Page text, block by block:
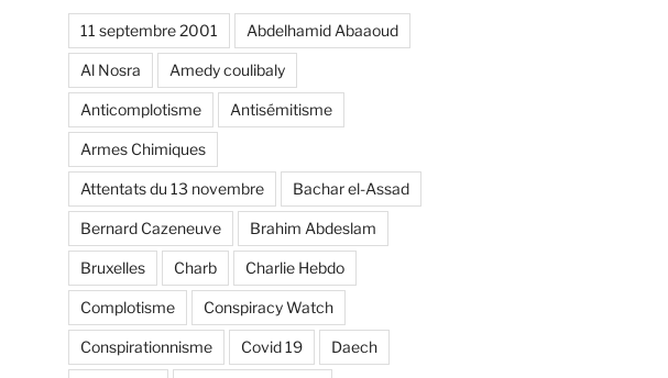
11 septembre 2001 Abdelhamid Abaaoud
Al Nosra Amedy coulibaly
Anticomplotisme Antisémitisme
Armes Chimiques
Attentats du 13 novembre Bachar el-Assad
Bernard Cazeneuve Brahim Abdeslam
Bruxelles Charb Charlie Hebdo
Complotisme Conspiracy Watch
Conspirationnisme Covid 19 Daech